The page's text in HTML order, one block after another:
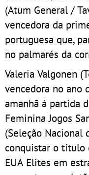
(Atum General /
vencedora da
portuguesa que,
no palmarés da
Valeria Valgonen
vencedora no ano
amanhã à partida
Feminina Jogos
(Seleção Nacional
conquistar o título
EUA Elites em